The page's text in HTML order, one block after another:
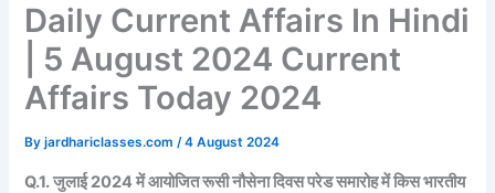
Daily Current Affairs In Hindi
| 5 August 2024 Current
Affairs Today 2024
Byjardhariclasses.com/4 August 2024
Q.1. जुलाई 2024 में आयोजित रूसी नौसेना दिवस परेड समारोह में किस भारतीय